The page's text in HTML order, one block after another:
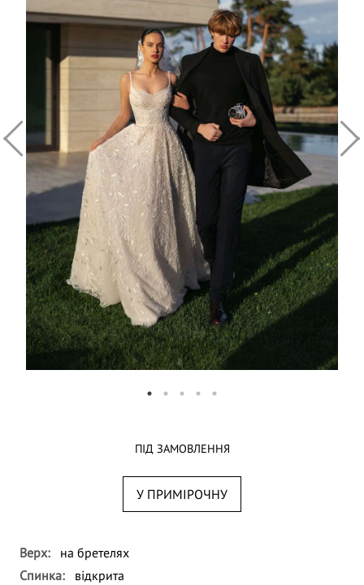
ПІД ЗАМОВЛЕННЯ
У ПРИМІРОЧНУ
Верх:
на бретелях
Спинка:
відкрита